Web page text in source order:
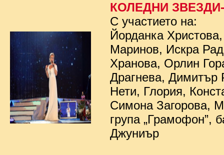
КОЛЕДНИ ЗВЕЗДИ-
С участието на:
Йорданка
Маринов, Искра
Хранова, Орлин
Драгнева, Димитър
Нети, Глория,
Симона Загорова,
група „Грамофон”,
Джуниър